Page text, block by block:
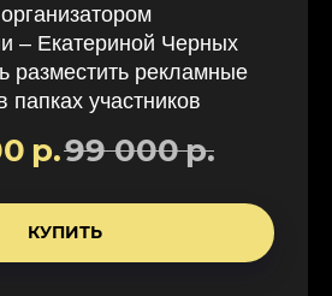
– Екатериной Черных
разместить рекламные
папках участников
р.99 000р.
КУПИТЬ